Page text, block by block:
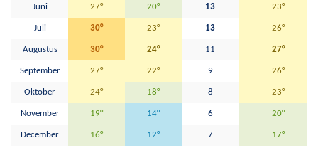
Juni 27° 20° 13 23°
Juli 30° 23° 13 26°
Augustus 30° 24° 11 27°
September 27° 22° 9 26°
Oktober 24° 18° 8 23°
November 19° 14° 6 20°
December 16° 12° 7 17°